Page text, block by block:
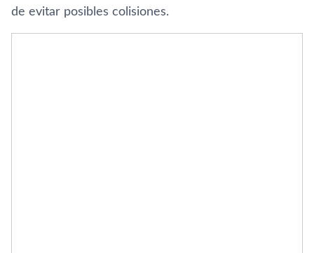
de evitar posibles colisiones.